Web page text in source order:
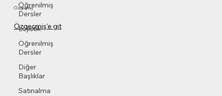
Öğrenilmiş
Dersler
Lojistik
Öğrenilmiş
Dersler
Diğer
Başlıklar
Satınalma
Özgeçmiş
Özgeçmiş'e git